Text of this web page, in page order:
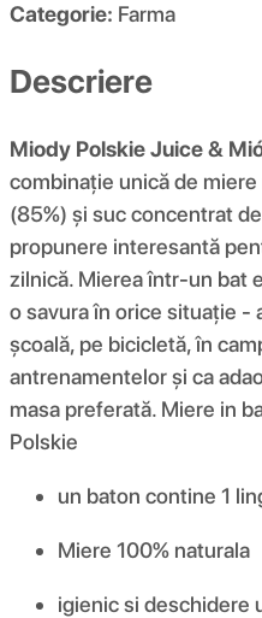
Categorie: Farma
Descriere
Miody Polskie Juice &
combinație unică de
(85%) și suc concentrat
propunere interesantă
zilnică. Mierea într-un bat
o savura în orice situație -
școală, pe bicicletă, în
antrenamentelor și ca
masa preferată. Miere in
Polskie
un baton contine 1
Miere 100% naturala
igienic si deschidere